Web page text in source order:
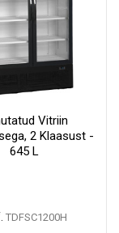
Vitriin
2 Klaasust -
645 L
TDFSC1200H